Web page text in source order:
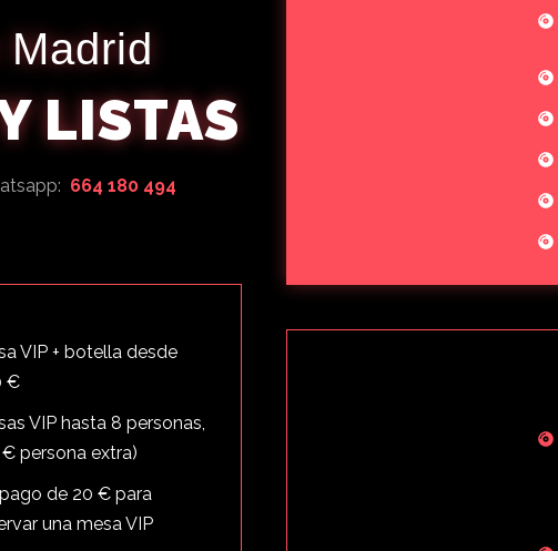
LISTAS
664 180 494
VIP + botella desde
€
VIP hasta 8 personas,
persona extra)
de 20 € para
una mesa VIP